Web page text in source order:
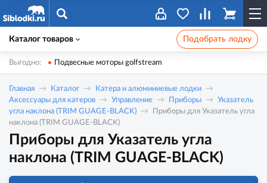
Каталог товаров Подобрать лодку
Выгодно: Подвесные моторы golfstream
Главная Каталог
Катера и алюминиевые лодки
Аксессуары для катеров
Управление Приборы
Указатель
угла наклона (TRIM GUAGE-BLACK)
Приборы для Указатель угла
наклона (TRIM GUAGE-BLACK)
Приборы для Указатель угла
наклона (TRIM GUAGE-BLACK)